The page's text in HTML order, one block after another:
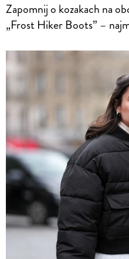
Zapomnij o kozakach na
„Frost Hiker Boots” –